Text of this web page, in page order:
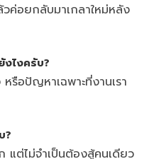
ค่อยกลับมาเกลาใหม่หลัง
งไงครับ?
รือปัญหาเฉพาะที่งานเรา
?
แต่ไม่จำเป็นต้องสู้คนเดียว